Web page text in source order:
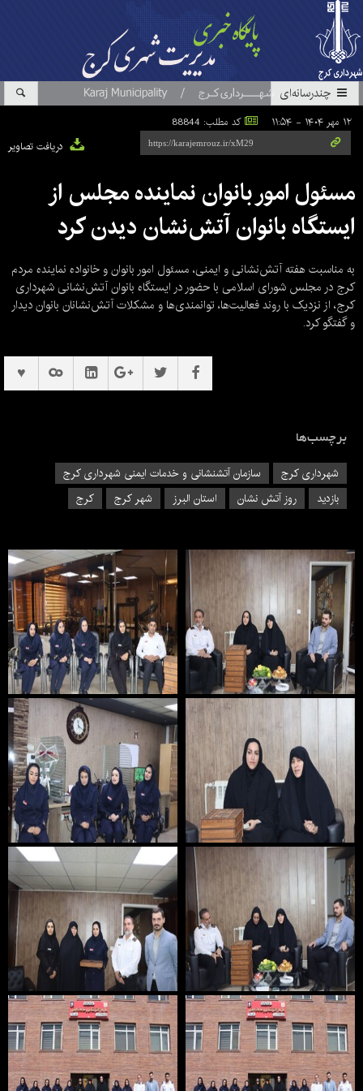
چندرسانه‌ای
۱۲ مهر ۱۴۰۴ - ۱۱:۵۴
کد مطلب: 88844
دریافت تصاویر
مسئول امور بانوان نماینده مجلس از
ایستگاه بانوان آتش‌نشان دیدن کرد
به مناسبت هفته آتش‌نشانی و ایمنی، مسئول امور بانوان و خانواده نماینده مردم
کرج در مجلس شورای اسلامی با حضور در ایستگاه بانوان آتش‌نشانی شهرداری
کرج، از نزدیک با روند فعالیت‌ها، توانمندی‌ها و مشکلات آتش‌نشانان بانوان دیدار
و گفتگو کرد.
برچسب‌ها
شهرداری کرج
سازمان آتشنشانی و خدمات ایمنی شهرداری کرج
بازدید
روز آتش نشان استان البرز شهر کرج کرج